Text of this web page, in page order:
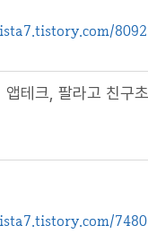
8092
7480